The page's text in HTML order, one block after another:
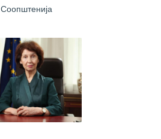
Соопштенија